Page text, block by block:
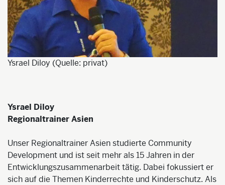
Ysrael Diloy (Quelle: privat)
Ysrael Diloy
Regionaltrainer Asien
Unser Regionaltrainer Asien studierte Community
Development und ist seit mehr als 15 Jahren in der
Entwicklungszusammenarbeit tätig. Dabei fokussiert er
sich auf die Themen Kinderrechte und Kinderschutz. Als